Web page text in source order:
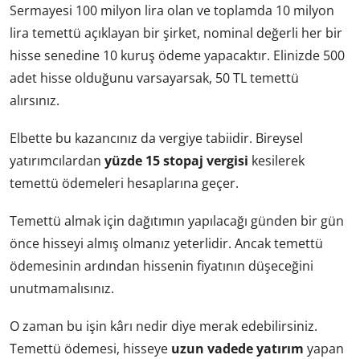
Sermayesi 100 milyon lira olan ve toplamda 10 milyon
lira temettü açıklayan bir şirket, nominal değerli her bir
hisse senedine 10 kuruş ödeme yapacaktır. Elinizde 500
adet hisse olduğunu varsayarsak, 50 TL temettü
alırsınız.
Elbette bu kazancınız da vergiye tabiidir. Bireysel
yatırımcılardan yüzde 15 stopaj vergisi kesilerek
temettü ödemeleri hesaplarına geçer.
Temettü almak için dağıtımın yapılacağı günden bir gün
önce hisseyi almış olmanız yeterlidir. Ancak temettü
ödemesinin ardından hissenin fiyatının düşeceğini
unutmamalısınız.
O zaman bu işin kârı nedir diye merak edebilirsiniz.
Temettü ödemesi, hisseye uzun vadede yatırım yapan